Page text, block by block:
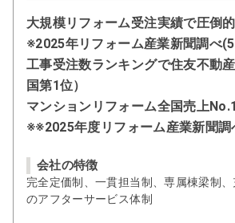
大規模リフォーム受注実績で圧倒
※2025年リフォーム産業新聞調べ
工事受注数ランキングで住友不動
国第1位）
マンションリフォーム全国売上No.1
※※2025年度リフォーム産業新聞調
会社の特徴
完全定価制、一貫担当制、専属棟梁制
のアフターサービス体制